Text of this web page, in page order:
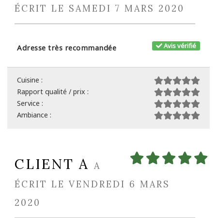
ÉCRIT LE SAMEDI 7 MARS 2020
Avis vérifié
Adresse très recommandée
Cuisine :
Rapport qualité / prix :
Service :
Ambiance :
CLIENT A A
ÉCRIT LE VENDREDI 6 MARS
2020